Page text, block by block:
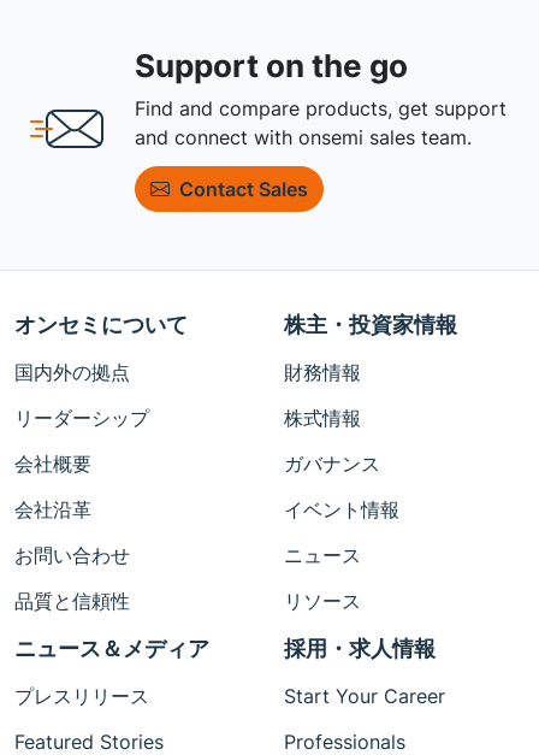
Support on the go
Find and compare products, get support
and connect with onsemi sales team.
Contact Sales
オンセミについて
国内外の拠点
リーダーシップ
会社概要
会社沿革
お問い合わせ
品質と信頼性
株主・投資家情報
財務情報
株式情報
ガバナンス
イベント情報
ニュース
リソース
ニュース＆メディア
プレスリリース
Featured Stories
採用・求人情報
Start Your Career
Professionals